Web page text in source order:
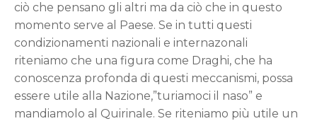
ciò che pensano gli altri ma da ciò che in questo
momento serve al Paese. Se in tutti questi
condizionamenti nazionali e internazonali
riteniamo che una figura come Draghi, che ha
conoscenza profonda di questi meccanismi, possa
essere utile alla Nazione,”turiamoci il naso” e
mandiamolo al Quirinale. Se riteniamo più utile un